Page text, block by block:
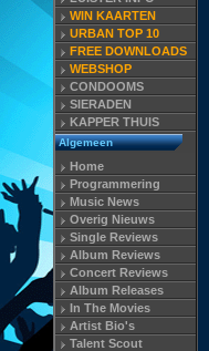
WIN KAARTEN
URBAN TOP 10
FREE DOWNLOADS
WEBSHOP
CONDOOMS
SIERADEN
KAPPER THUIS
Algemeen
Home
Programmering
Music News
Overig Nieuws
Single Reviews
Album Reviews
Concert Reviews
Album Releases
In The Movies
Artist Bio's
Talent Scout